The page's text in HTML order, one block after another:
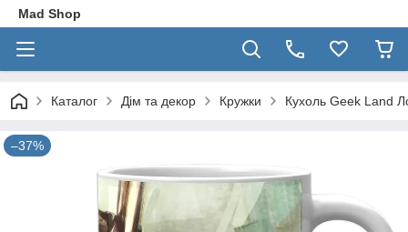
Mad Shop
Каталог Дім та декор Кружки Кухоль Geek Land
–37%